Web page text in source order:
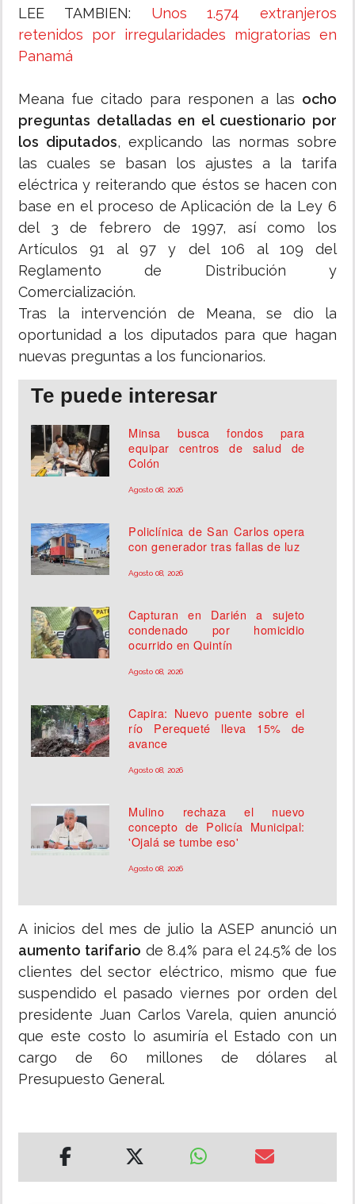
LEE TAMBIEN: Unos 1.574 extranjeros
retenidos por irregularidades migratorias en
Panamá
Meana fue citado para responen a las ocho
preguntas detalladas en el cuestionario por
los diputados, explicando las normas sobre
las cuales se basan los ajustes a la tarifa
eléctrica y reiterando que éstos se hacen con
base en el proceso de Aplicación de la Ley 6
del 3 de febrero de 1997, así como los
Artículos 91 al 97 y del 106 al 109 del
Reglamento de Distribución y
Comercialización.
Tras la intervención de Meana, se dio la
oportunidad a los diputados para que hagan
nuevas preguntas a los funcionarios.
Te puede interesar
Minsa busca fondos para
equipar centros de salud de
Colón
Agosto 08, 2026
Policlínica de San Carlos opera
con generador tras fallas de luz
Agosto 08, 2026
Capturan en Darién a sujeto
condenado por homicidio
ocurrido en Quintín
Agosto 08, 2026
Capira: Nuevo puente sobre el
río Perequeté lleva 15% de
avance
Agosto 08, 2026
Mulino rechaza el nuevo
concepto de Policía Municipal:
'Ojalá se tumbe eso'
Agosto 08, 2026
A inicios del mes de julio la ASEP anunció un
aumento tarifario de 8.4% para el 24.5% de los
clientes del sector eléctrico, mismo que fue
suspendido el pasado viernes por orden del
presidente Juan Carlos Varela, quien anunció
que este costo lo asumiría el Estado con un
cargo de 60 millones de dólares al
Presupuesto General.